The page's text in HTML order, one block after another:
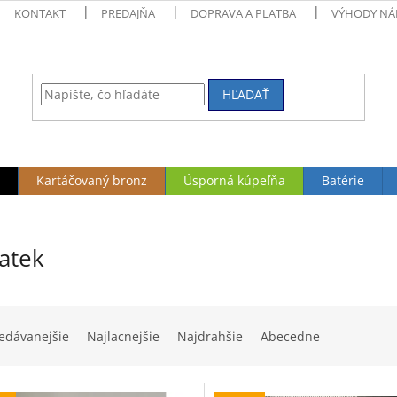
KONTAKT PREDAJŇA DOPRAVA A PLATBA VÝHODY
HĽADAŤ
Kartáčovaný bronz Úsporná kúpeľňa Batérie
Najlacnejšie Najdrahšie Abecedne